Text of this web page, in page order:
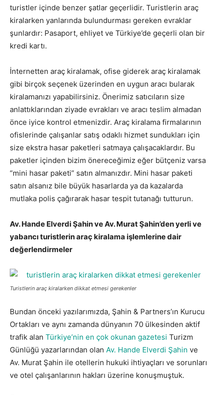
turistler içinde benzer şatlar geçerlidir. Turistlerin araç
kiralarken yanlarında bulundurması gereken evraklar
şunlardır: Pasaport, ehliyet ve Türkiye’de geçerli olan bir
kredi kartı.
İnternetten araç kiralamak, ofise giderek araç kiralamak
gibi birçok seçenek üzerinden en uygun aracı bularak
kiralamanızı yapabilirsiniz. Önerimiz satıcıların size
anlattıklarından ziyade evrakları ve aracı teslim almadan
önce iyice kontrol etmenizdir. Araç kiralama firmalarının
ofislerinde çalışanlar satış odaklı hizmet sundukları için
size ekstra hasar paketleri satmaya çalışacaklardır. Bu
paketler içinden bizim önereceğimiz eğer bütçeniz varsa
“mini hasar paketi” satın almanızdır. Mini hasar paketi
satın alsanız bile büyük hasarlarda ya da kazalarda
mutlaka polis çağırarak hasar tespit tutanağı tutturun.
Av. Hande Elverdi Şahin ve Av. Murat Şahin’den yerli ve
yabancı turistlerin araç kiralama işlemlerine dair
değerlendirmeler
Turistlerin araç kiralarken dikkat etmesi gerekenler
Bundan önceki yazılarımızda, Şahin & Partners’ın Kurucu
Ortakları ve aynı zamanda dünyanın 70 ülkesinden aktif
trafik alan Türkiye’nin en çok okunan gazetesi Turizm
Günlüğü yazarlarından olan Av. Hande Elverdi Şahin ve
Av. Murat Şahin ile otellerin hukuki ihtiyaçları ve sorunları
ve otel çalışanlarının hakları üzerine konuşmuştuk.